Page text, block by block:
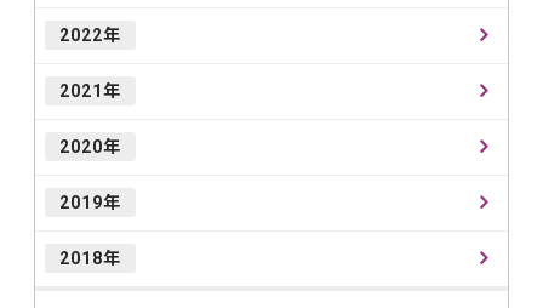
2022年
2021年
2020年
2019年
2018年